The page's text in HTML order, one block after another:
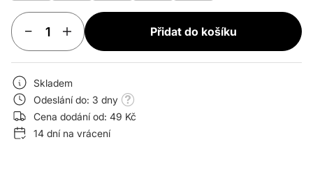
Přidat do košíku
Skladem
Odeslání do: 3 dny
Cena dodání od: 49 Kč
14 dní na vrácení